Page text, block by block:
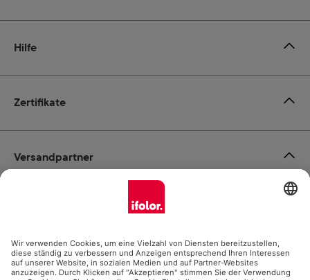
Zertifikate
Hilfe
Zahlungsmöglichkeiten
Social Media
Versandpartner